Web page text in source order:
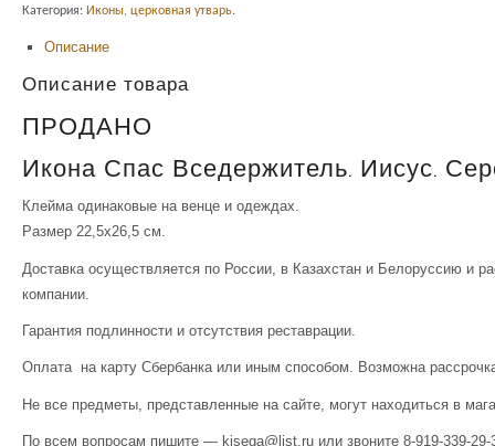
Категория: Иконы, церковная утварь.
Описание
Описание товара
ПРОДАНО
Икона Спас Вседержитель. Иисус.
Клейма одинаковые на венце и одеждах.
Размер 22,5х26,5 см.
Доставка осуществляется по России, в Казахстан и Белоруссию и
компании.
Гарантия подлинности и отсутствия реставрации.
Оплата на карту Сбербанка или иным способом. Возможна
Не все предметы, представленные на сайте, могут находиться в
По всем вопросам пишите — kisega@list.ru или звоните 8-919-339-29-